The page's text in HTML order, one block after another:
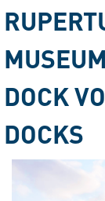
DOCK
DOCKS